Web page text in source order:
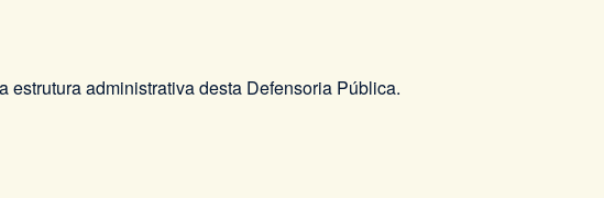
administrativa desta Defensoria Pública.